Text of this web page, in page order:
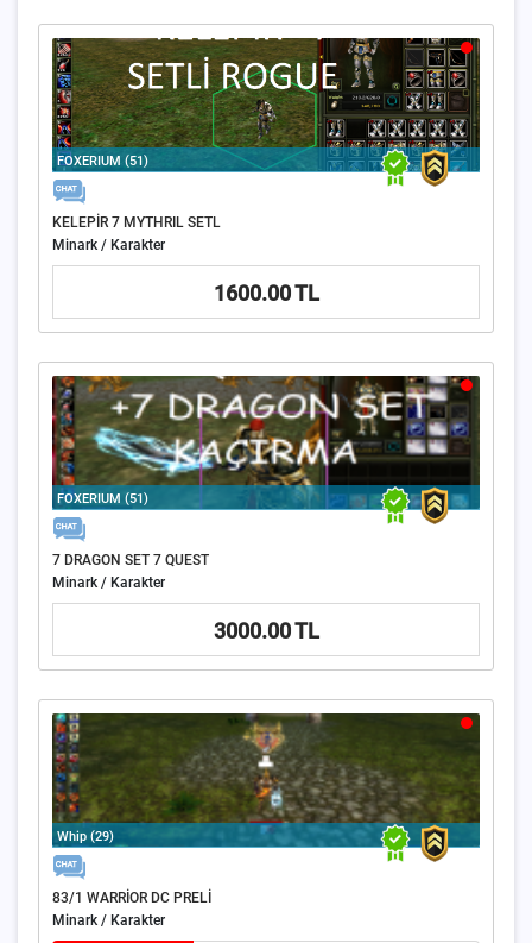
FOXERIUM (51)
KELEPİR 7 MYTHRIL SETL
Minark / Karakter
1600.00 TL
FOXERIUM (51)
7 DRAGON SET 7 QUEST
Minark / Karakter
3000.00 TL
Whip (29)
83/1 WARRİOR DC PRELİ
Minark / Karakter